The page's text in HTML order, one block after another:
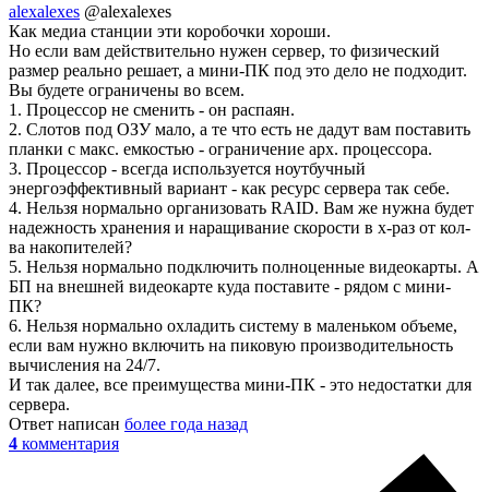
alexalexes @alexalexes
Как медиа станции эти коробочки хороши.
Но если вам действительно нужен сервер, то физический
размер реально решает, а мини-ПК под это дело не подходит.
Вы будете ограничены во всем.
1. Процессор не сменить - он распаян.
2. Слотов под ОЗУ мало, а те что есть не дадут вам поставить
планки с макс. емкостью - ограничение арх. процессора.
3. Процессор - всегда используется ноутбучный
энергоэффективный вариант - как ресурс сервера так себе.
4. Нельзя нормально организовать RAID. Вам же нужна будет
надежность хранения и наращивание скорости в x-раз от кол-
ва накопителей?
5. Нельзя нормально подключить полноценные видеокарты. А
БП на внешней видеокарте куда поставите - рядом с мини-
ПК?
6. Нельзя нормально охладить систему в маленьком объеме,
если вам нужно включить на пиковую производительность
вычисления на 24/7.
И так далее, все преимущества мини-ПК - это недостатки для
сервера.
Ответ написан более года назад
4 комментария